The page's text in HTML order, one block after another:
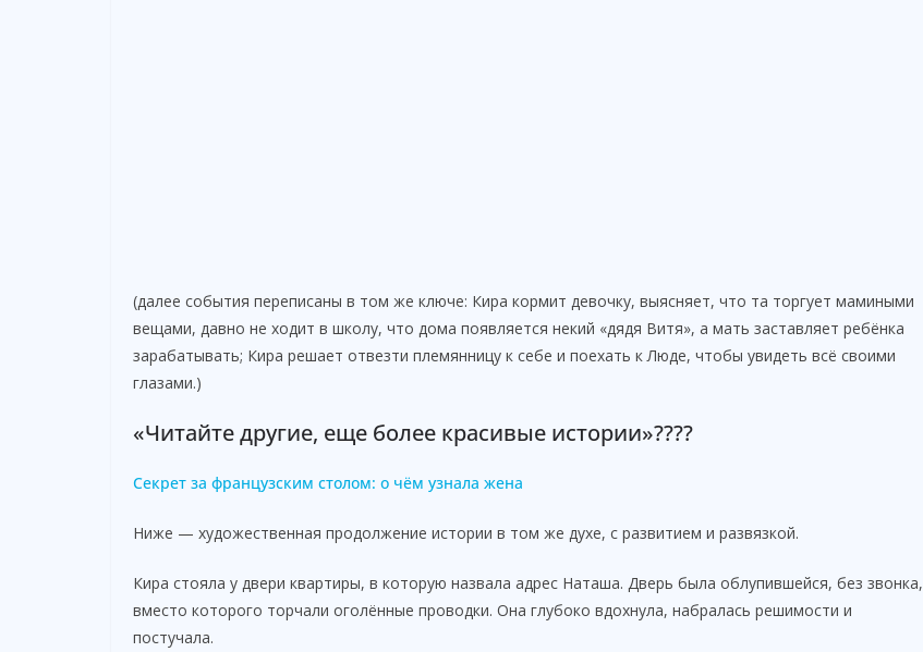
(далее события переписаны в том же ключе: Кира кормит девочку, выясняет, что та торгует мамиными
вещами, давно не ходит в школу, что дома появляется некий «дядя Витя», а мать заставляет ребёнка
зарабатывать; Кира решает отвезти племянницу к себе и поехать к Люде, чтобы увидеть всё своими
глазами.)
«Читайте другие, еще более красивые истории»????
Секрет за французским столом: о чём узнала жена
Ниже — художественная продолжение истории в том же духе, с развитием и развязкой.
Кира стояла у двери квартиры, в которую назвала адрес Наташа. Дверь была облупившейся, без звонка,
вместо которого торчали оголённые проводки. Она глубоко вдохнула, набралась решимости и
постучала.